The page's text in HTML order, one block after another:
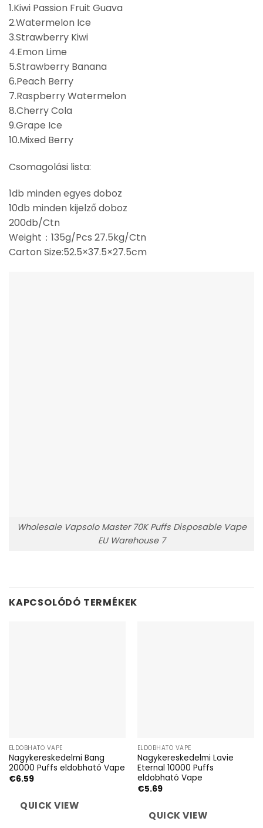
1.Kiwi Passion Fruit Guava
2.Watermelon Ice
3.Strawberry Kiwi
4.Emon Lime
5.Strawberry Banana
6.Peach Berry
7.Raspberry Watermelon
8.Cherry Cola
9.Grape Ice
10.Mixed Berry
Csomagolási lista:
1db minden egyes doboz
10db minden kijelző doboz
200db/Ctn
Weight：135g/Pcs 27.5kg/Ctn
Carton Size:52.5×37.5×27.5cm
Wholesale Vapsolo Master 70K Puffs Disposable Vape
EU Warehouse 7
KAPCSOLÓDÓ TERMÉKEK
ELDOBHATÓ VAPE
Nagykereskedelmi Bang
20000 Puffs eldobható Vape
€6.59
QUICK VIEW
ELDOBHATÓ VAPE
Nagykereskedelmi Lavie
Eternal 10000 Puffs
eldobható Vape
€5.69
QUICK VIEW